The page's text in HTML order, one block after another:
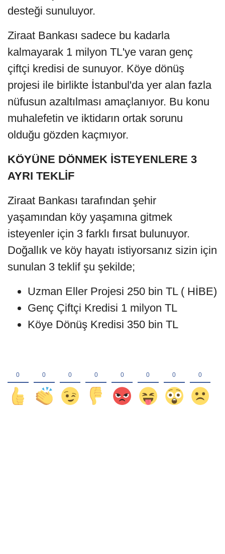
desteği sunuluyor.
Ziraat Bankası sadece bu kadarla
kalmayarak 1 milyon TL'ye varan genç
çiftçi kredisi de sunuyor. Köye dönüş
projesi ile birlikte İstanbul'da yer alan fazla
nüfusun azaltılması amaçlanıyor. Bu konu
muhalefetin ve iktidarın ortak sorunu
olduğu gözden kaçmıyor.
KÖYÜNE DÖNMEK İSTEYENLERE 3
AYRI TEKLİF
Ziraat Bankası tarafından şehir
yaşamından köy yaşamına gitmek
isteyenler için 3 farklı fırsat bulunuyor.
Doğallık ve köy hayatı istiyorsanız sizin için
sunulan 3 teklif şu şekilde;
Uzman Eller Projesi 250 bin TL ( HİBE)
Genç Çiftçi Kredisi 1 milyon TL
Köye Dönüş Kredisi 350 bin TL